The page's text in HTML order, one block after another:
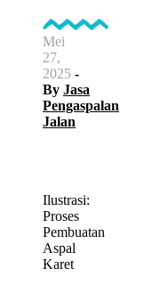
Mei
27,
2025 -
By Jasa
Pengaspalan
Jalan
Ilustrasi:
Proses
Pembuatan
Aspal
Karet